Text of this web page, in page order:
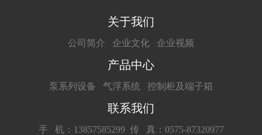
关于我们
公司简介 企业文化 企业视频
产品中心
泵系列设备 气浮系统 控制柜及端子箱
联系我们
手 机：13857585299 传 真：0575-87320977